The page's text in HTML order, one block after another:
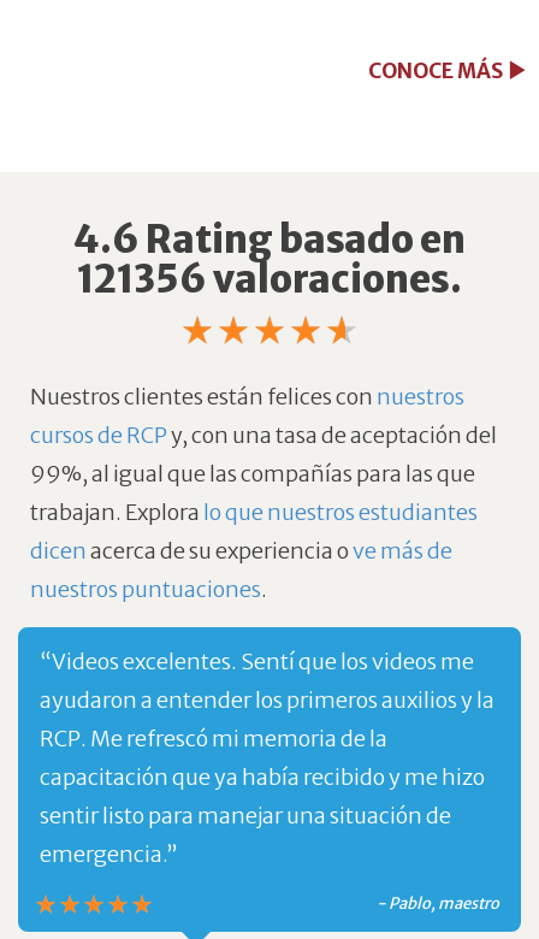
CONOCE MÁS
4.6 Rating basado en
121356 valoraciones.
Nuestros clientes están felices con nuestros
cursos de RCPy, con una tasa de aceptación del
99%, al igual que las compañías para las que
trabajan. Explora lo que nuestros estudiantes
dicenacerca de su experiencia ove más de
nuestros puntuaciones.
“Videos excelentes. Sentí que los videos me
ayudaron a entender los primeros auxilios y la
RCP. Me refrescó mi memoria de la
capacitación que ya había recibido y me hizo
sentir listo para manejar una situación de
emergencia.”
- Pablo, maestro